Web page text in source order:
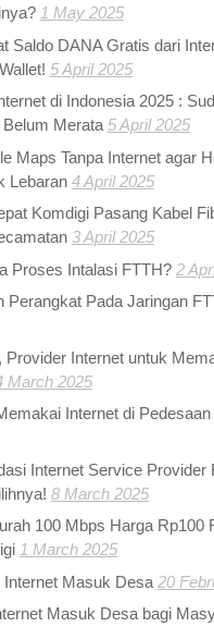
1 May 2025
Saldo DANA Gratis dari
5 April 2025
di Indonesia 2025 :
Belum Merata 5 April 2025
Maps Tanpa Internet agar
Lebaran 4 April 2025
Komdigi Pasang Kabel
3 April 2025
Proses Intalasi FTTH? 2
Perangkat Pada Jaringan
Provider Internet untuk
March 2025
Internet di Pedesaan
Internet Service Provider
8 March 2025
100 Mbps Harga Rp100
1 March 2025
Internet Masuk Desa 20
Masuk Desa bagi